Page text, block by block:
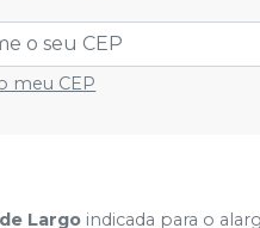
meu CEP
Largo indicada para o